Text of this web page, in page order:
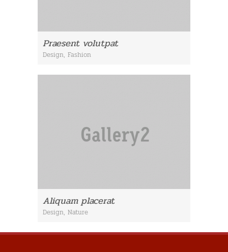
Praesent volutpat
Design, Fashion
Aliquam placerat
Design, Nature